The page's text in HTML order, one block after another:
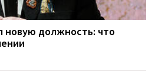
должность: что